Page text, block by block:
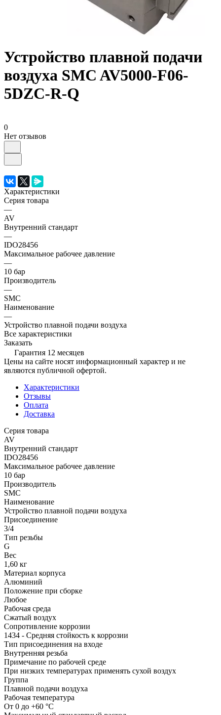
Устройство плавной подачи
воздуха SMC AV5000-F06-
5DZC-R-Q
0
Нет отзывов
Характеристики
Серия товара
—
AV
Внутренний стандарт
—
IDO28456
Максимальное рабочее давление
—
10 бар
Производитель
—
SMC
Наименование
—
Устройство плавной подачи воздуха
Все характеристики
Заказать
Гарантия 12 месяцев
Цены на сайте носят информационный характер и не
являются публичной офертой.
Характеристики
Отзывы
Оплата
Доставка
Серия товара
AV
Внутренний стандарт
IDO28456
Максимальное рабочее давление
10 бар
Производитель
SMC
Наименование
Устройство плавной подачи воздуха
Присоединение
3/4
Тип резьбы
G
Вес
1,60 кг
Материал корпуса
Алюминий
Положение при сборке
Любое
Рабочая среда
Сжатый воздух
Сопротивление коррозии
1434 - Средняя стойкость к коррозии
Тип присоединения на входе
Внутренняя резьба
Примечание по рабочей среде
При низких температурах применять сухой воздух
Группа
Плавной подачи воздуха
Рабочая температура
От 0 до +60 °C